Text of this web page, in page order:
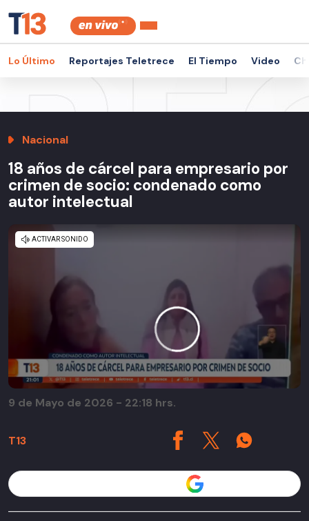
Lo Último Reportajes Teletrece El Tiempo Video
Nacional
18 años de cárcel para empresario por
crimen de socio: condenado como
autor intelectual
T13
9 de Mayo de 2026 - 22:18 hrs.